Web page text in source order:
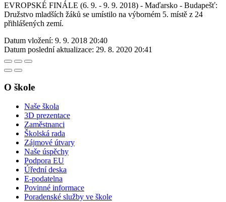
EVROPSKÉ FINÁLE (6. 9. - 9. 9. 2018) - Maďarsko - Budapešť:
Družstvo mladších žáků se umístilo na výborném 5. místě z 24
přihlášených zemí.
Datum vložení: 9. 9. 2018 20:40
Datum poslední aktualizace: 29. 8. 2020 20:41
O škole
Naše škola
3D prezentace
Zaměstnanci
Školská rada
Zájmové útvary
Naše úspěchy
Podpora EU
Úřední deska
E-podatelna
Povinné informace
Poradenské služby ve škole